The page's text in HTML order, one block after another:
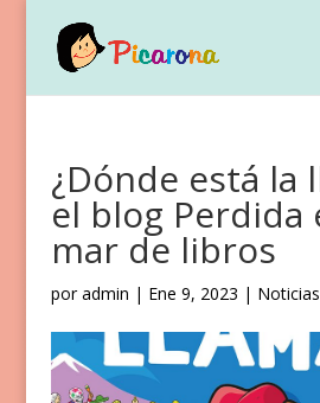
¿Dónde está la
el blog Perdida
mar de libros
poradmin | Ene 9, 2023 | Noticias